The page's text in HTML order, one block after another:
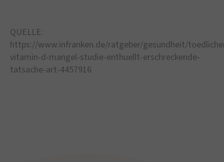
QUELLE:
https://www.infranken.de/ratgeber/gesundheit/
vitamin-d-mangel-studie-enthuellt-erschreckende-
tatsache-art-4457916